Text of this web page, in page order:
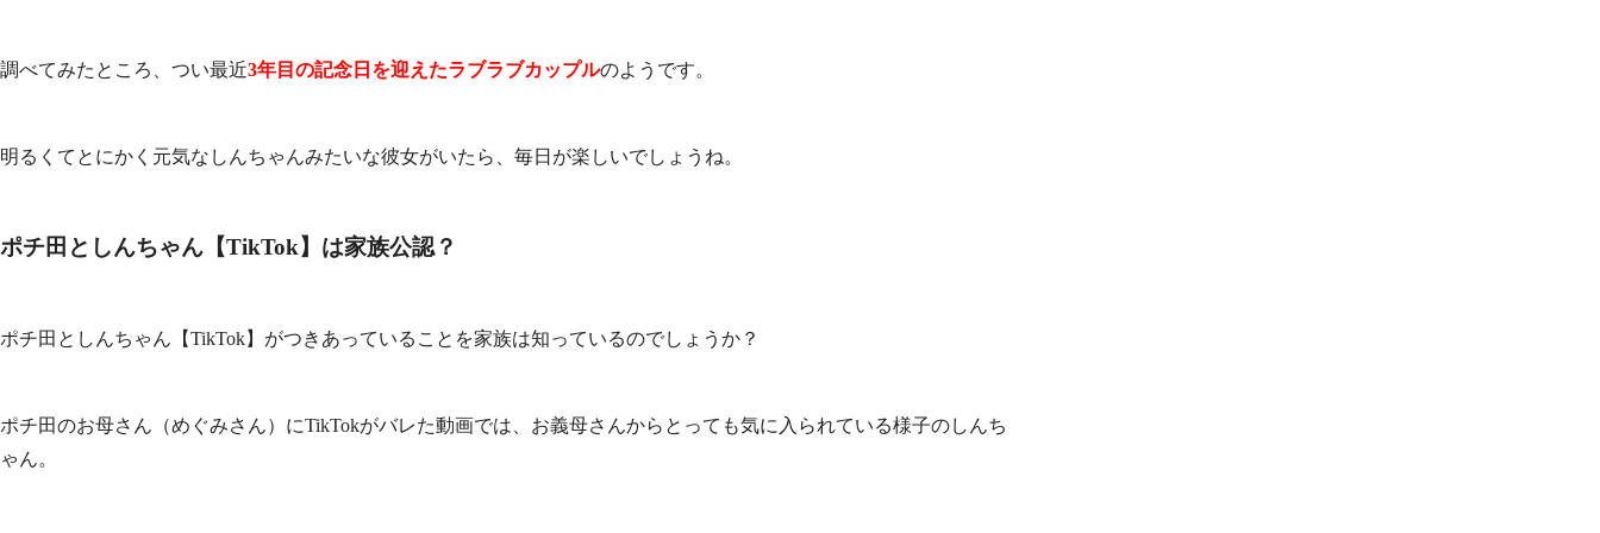
調べてみたところ、つい最近3年目の記念日を迎えたラブラブカップルのようです。
明るくてとにかく元気なしんちゃんみたいな彼女がいたら、毎日が楽しいでしょうね。
ポチ田としんちゃん【TikTok】は家族公認？
ポチ田としんちゃん【TikTok】がつきあっていることを家族は知っているのでしょうか？
ポチ田のお母さん（めぐみさん）にTikTokがバレた動画では、お義母さんからとっても気に入られている様子のしんち
ゃん。